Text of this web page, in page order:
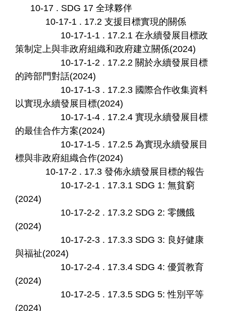
10-17 . SDG 17 全球夥伴
10-17-1 . 17.2 支援目標實現的關係
10-17-1-1 . 17.2.1 在永續發展目標政
策制定上與非政府組織和政府建立關係(2024)
10-17-1-2 . 17.2.2 關於永續發展目標
的跨部門對話(2024)
10-17-1-3 . 17.2.3 國際合作收集資料
以實現永續發展目標(2024)
10-17-1-4 . 17.2.4 實現永續發展目標
的最佳合作方案(2024)
10-17-1-5 . 17.2.5 為實現永續發展目
標與非政府組織合作(2024)
10-17-2 . 17.3 發佈永續發展目標的報告
10-17-2-1 . 17.3.1 SDG 1: 無貧窮
(2024)
10-17-2-2 . 17.3.2 SDG 2: 零饑餓
(2024)
10-17-2-3 . 17.3.3 SDG 3: 良好健康
與福祉(2024)
10-17-2-4 . 17.3.4 SDG 4: 優質教育
(2024)
10-17-2-5 . 17.3.5 SDG 5: 性別平等
(2024)